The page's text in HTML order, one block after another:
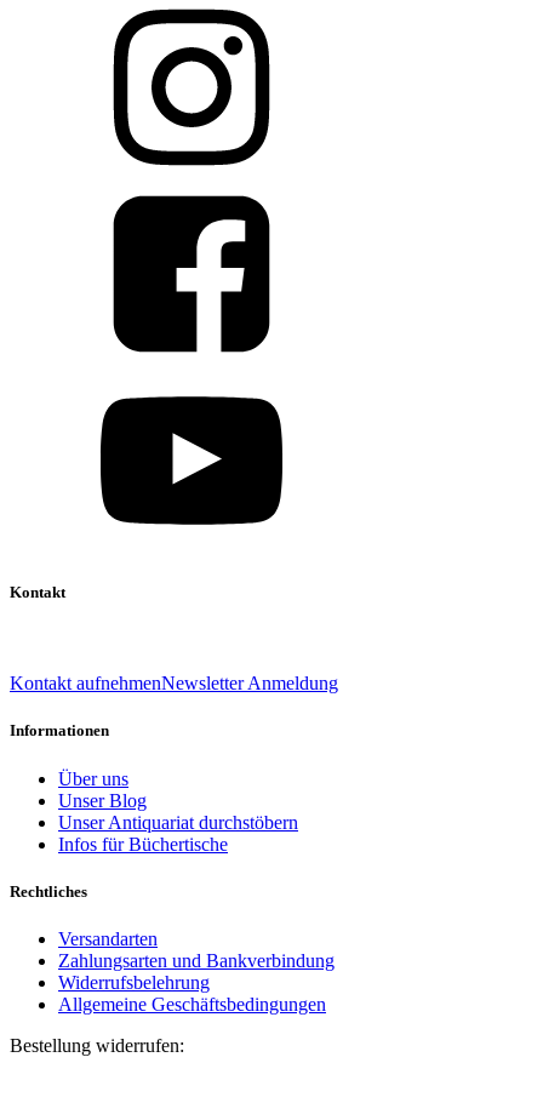
Kontakt
Kontakt aufnehmenNewsletter Anmeldung
Informationen
Über uns
Unser Blog
Unser Antiquariat durchstöbern
Infos für Büchertische
Rechtliches
Versandarten
Zahlungsarten und Bankverbindung
Widerrufsbelehrung
Allgemeine Geschäftsbedingungen
Bestellung widerrufen: